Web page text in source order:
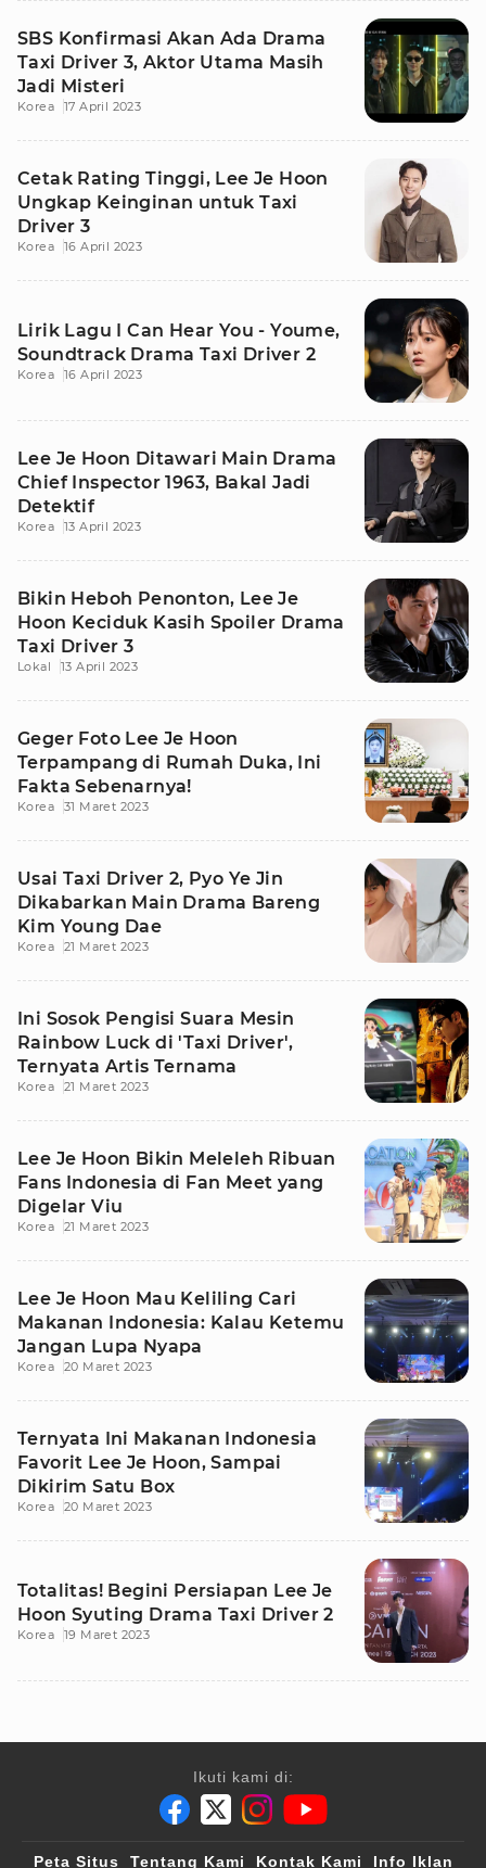
SBS Konfirmasi Akan Ada Drama
Taxi Driver 3, Aktor Utama Masih
Jadi Misteri
Korea 17 April 2023
Cetak Rating Tinggi, Lee Je Hoon
Ungkap Keinginan untuk Taxi
Driver 3
Korea 16 April 2023
Lirik Lagu I Can Hear You - Youme,
Soundtrack Drama Taxi Driver 2
Korea 16 April 2023
Lee Je Hoon Ditawari Main Drama
Chief Inspector 1963, Bakal Jadi
Detektif
Korea 13 April 2023
Bikin Heboh Penonton, Lee Je
Hoon Keciduk Kasih Spoiler Drama
Taxi Driver 3
Lokal 13 April 2023
Geger Foto Lee Je Hoon
Terpampang di Rumah Duka, Ini
Fakta Sebenarnya!
Korea 31 Maret 2023
Usai Taxi Driver 2, Pyo Ye Jin
Dikabarkan Main Drama Bareng
Kim Young Dae
Korea 21 Maret 2023
Ini Sosok Pengisi Suara Mesin
Rainbow Luck di 'Taxi Driver',
Ternyata Artis Ternama
Korea 21 Maret 2023
Lee Je Hoon Bikin Meleleh Ribuan
Fans Indonesia di Fan Meet yang
Digelar Viu
Korea 21 Maret 2023
Lee Je Hoon Mau Keliling Cari
Makanan Indonesia: Kalau Ketemu
Jangan Lupa Nyapa
Korea 20 Maret 2023
Ternyata Ini Makanan Indonesia
Favorit Lee Je Hoon, Sampai
Dikirim Satu Box
Korea 20 Maret 2023
Totalitas! Begini Persiapan Lee Je
Hoon Syuting Drama Taxi Driver 2
Korea 19 Maret 2023
Ikuti kami di:
Peta Situs Tentang Kami Kontak Kami Info Iklan